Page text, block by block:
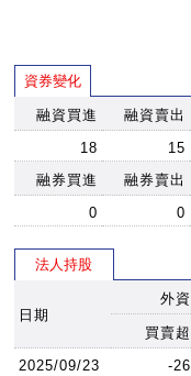
資券變化
融資買進 融資賣出
18
15
融券買進
融券賣出
0
0
法人持股
日期
外資
買賣超
2025/09/23
-26